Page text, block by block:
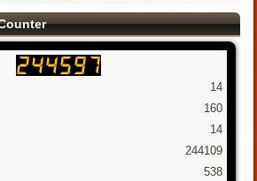
14
160
14
244109
538